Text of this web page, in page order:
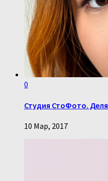
0
Студия СтоФото. Деля
10 Мар, 2017